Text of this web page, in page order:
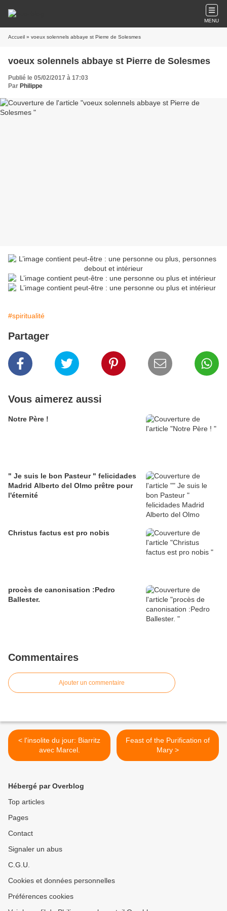
MENU
Accueil » voeux solennels abbaye st Pierre de Solesmes
voeux solennels abbaye st Pierre de Solesmes
Publié le 05/02/2017 à 17:03
Par Philippe
#spiritualité
Partager
Vous aimerez aussi
Notre Père !
" Je suis le bon Pasteur " felicidades
Madrid Alberto del Olmo prêtre pour
l'éternité
Christus factus est pro nobis
procès de canonisation :Pedro
Ballester.
Commentaires
Ajouter un commentaire
< l'insolite du jour: Biarritz
avec Marcel.
Feast of the Purification of
Mary >
Hébergé par Overblog
Top articles
Pages
Contact
Signaler un abus
C.G.U.
Cookies et données personnelles
Préférences cookies